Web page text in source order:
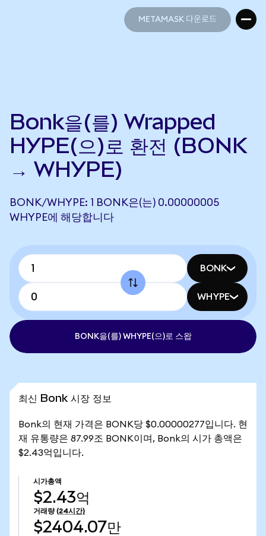
METAMASK 다운로드
Bonk을(를) Wrapped
HYPE(으)로 환전 (BONK
→ WHYPE)
BONK/WHYPE: 1 BONK은(는) 0.00000005
WHYPE에 해당합니다
BONK
WHYPE
BONK을(를) WHYPE(으)로 스왑
최신 Bonk 시장 정보
Bonk의 현재 가격은 BONK당 $0.00000277입니다. 현
재 유통량은 87.99조 BONK이며, Bonk의 시가 총액은
$2.43억입니다.
시가총액
$2.43억
거래량 (24시간)
$2404.07만